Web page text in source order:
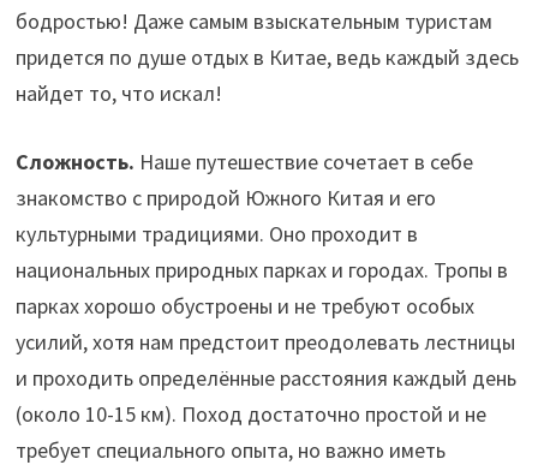
бодростью! Даже самым взыскательным туристам
придется по душе отдых в Китае, ведь каждый здесь
найдет то, что искал!
Сложность. Наше путешествие сочетает в себе
знакомство с природой Южного Китая и его
культурными традициями. Оно проходит в
национальных природных парках и городах. Тропы в
парках хорошо обустроены и не требуют особых
усилий, хотя нам предстоит преодолевать лестницы
и проходить определённые расстояния каждый день
(около 10-15 км). Поход достаточно простой и не
требует специального опыта, но важно иметь